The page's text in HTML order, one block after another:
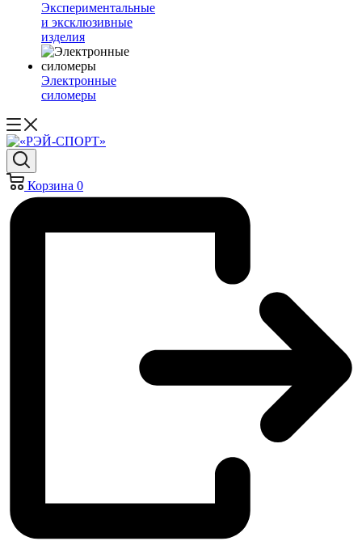
Экспериментальные
и эксклюзивные
изделия
Электронные
силомеры
Корзина 0